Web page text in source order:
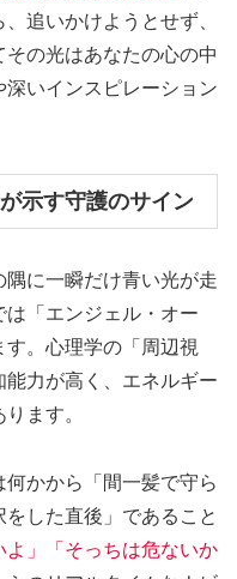
追いかけようとせず、
の光はあなたの心の中
いインスピレーション
示す守護のサイン
に一瞬だけ青い光が走
「エンジェル・オー
。心理学の「 周辺視
能力が高く、エネルギー
ます。
かから「間一髪で守ら
した直後」であること
よ」「そっちは危ないか